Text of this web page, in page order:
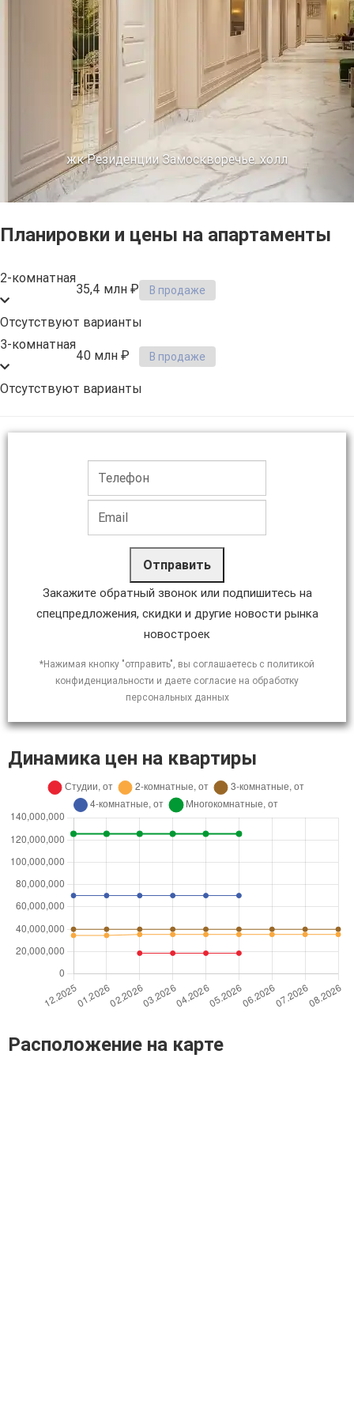
жк Резиденции Замоскворечье. холл
Планировки и цены на апартаменты
2-комнатная
35,4 млн ₽ В продаже
Отсутствуют варианты
3-комнатная
40 млн ₽ В продаже
Отсутствуют варианты
Отправить
Закажите обратный звонок или подпишитесь на
спецпредложения, скидки и другие новости рынка
новостроек
*Нажимая кнопку "отправить", вы соглашаетесь с политикой
конфиденциальности и даете согласие на обработку
персональных данных
Динамика цен на квартиры
Расположение на карте